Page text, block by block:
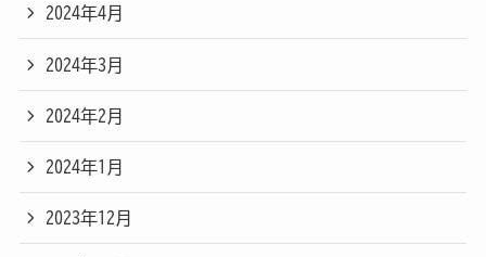
2024年4月
2024年3月
2024年2月
2024年1月
2023年12月